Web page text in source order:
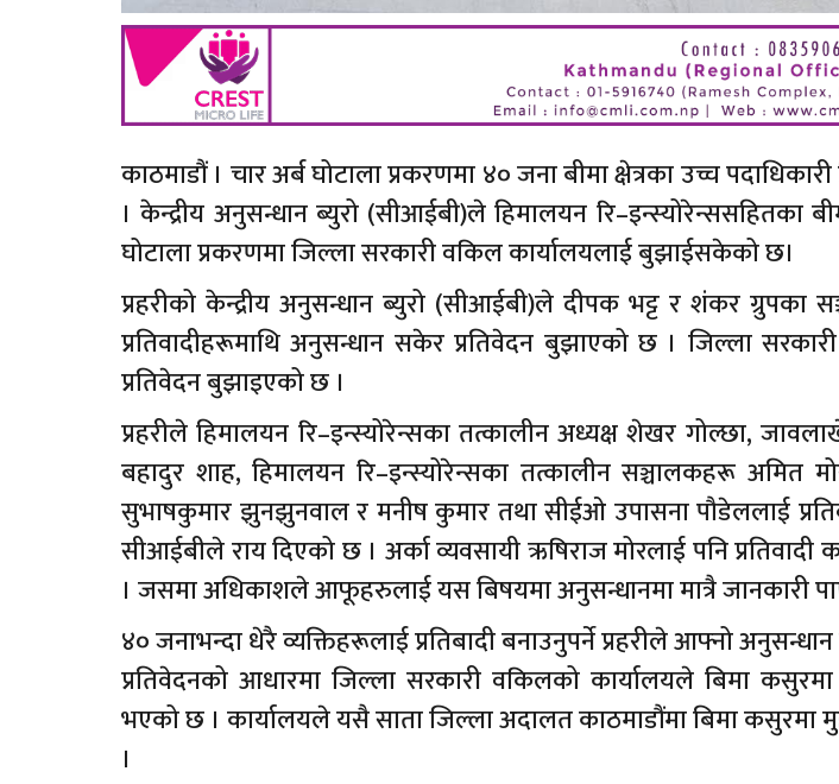
काठमाडौं । चार अर्ब घोटाला प्रकरणमा ४० जना बीमा क्षेत्रका उच्च
। केन्द्रीय अनुसन्धान ब्युरो (सीआईबी)ले हिमालयन रि–इन्स्योरेन्ससहितका
घोटाला प्रकरणमा जिल्ला सरकारी वकिल कार्यालयलाई बुझाईसकेको छ।
प्रहरीको केन्द्रीय अनुसन्धान ब्युरो (सीआईबी)ले दीपक भट्ट र शंकर
प्रतिवादीहरूमाथि अनुसन्धान सकेर प्रतिवेदन बुझाएको छ । जिल्ला
प्रतिवेदन बुझाइएको छ ।
प्रहरीले हिमालयन रि–इन्स्योरेन्सका तत्कालीन अध्यक्ष शेखर गोल्छा,
बहादुर शाह, हिमालयन रि–इन्स्योरेन्सका तत्कालीन सञ्चालकहरू अमित
सुभाषकुमार झुनझुनवाल र मनीष कुमार तथा सीईओ उपासना पौडेललाई
सीआईबीले राय दिएको छ । अर्का व्यवसायी ऋषिराज मोरलाई पनि प्रतिवादी
। जसमा अधिकाशले आफूहरुलाई यस बिषयमा अनुसन्धानमा मात्रै जानकारी
४० जनाभन्दा धेरै व्यक्तिहरूलाई प्रतिबादी बनाउनुपर्ने प्रहरीले आफ्नो
प्रतिवेदनको आधारमा जिल्ला सरकारी वकिलको कार्यालयले बिमा कसुरमा
भएको छ । कार्यालयले यसै साता जिल्ला अदालत काठमाडौंमा बिमा कसुरमा
।